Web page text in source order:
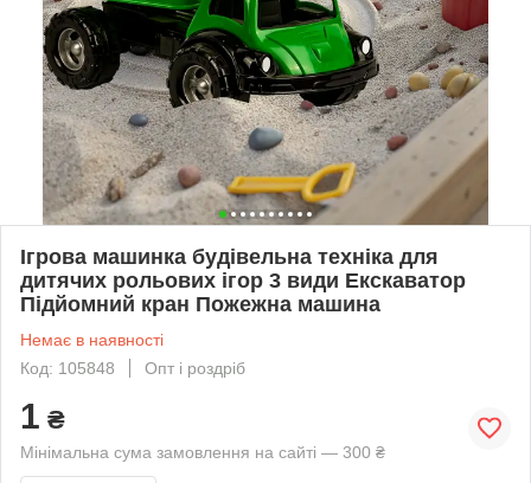
Ігрова машинка будівельна техніка для
дитячих рольових ігор 3 види Екскаватор
Підйомний кран Пожежна машина
Немає в наявності
Код: 105848
Опт і роздріб
1 ₴
Мінімальна сума замовлення на сайті — 300 ₴